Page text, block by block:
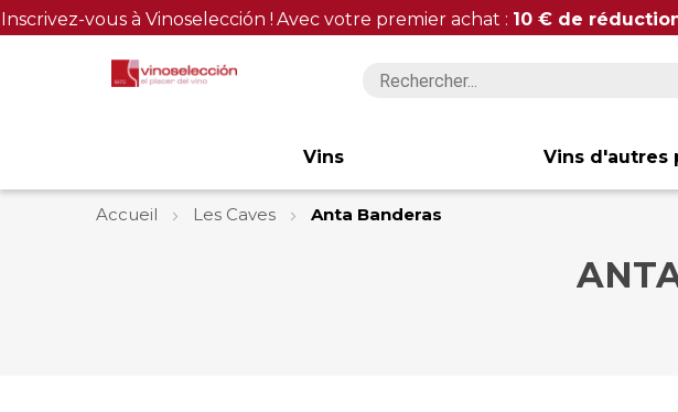
Inscrivez-vous à Vinoselección ! Avec votre premier achat : 10 € de
Vins Vins d'autres
Accueil Les Caves Anta Banderas